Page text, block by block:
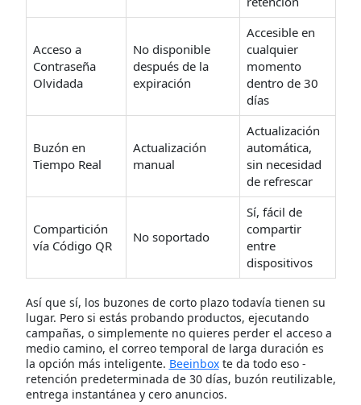
Acceso a
Contraseña
Olvidada
No disponible
después de la
expiración
Accesible en
cualquier
momento
dentro de 30
días
Buzón en
Tiempo Real
Actualización
manual
Actualización
automática,
sin necesidad
de refrescar
Compartición
vía Código QR
No soportado
Sí, fácil de
compartir
entre
dispositivos
Así que sí, los buzones de corto plazo todavía tienen su
lugar. Pero si estás probando productos, ejecutando
campañas, o simplemente no quieres perder el acceso a
medio camino, el correo temporal de larga duración es
la opción más inteligente. Beeinboxte da todo eso -
retención predeterminada de 30 días, buzón reutilizable,
entrega instantánea y cero anuncios.